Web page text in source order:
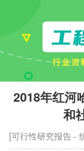
2018年红河
和
[可行性研究报告 -